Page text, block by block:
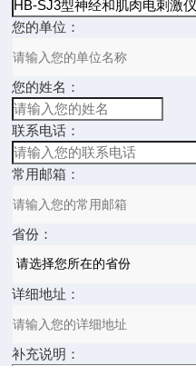
您的单位：
您的姓名：
联系电话：
常用邮箱：
省份：
详细地址：
补充说明：